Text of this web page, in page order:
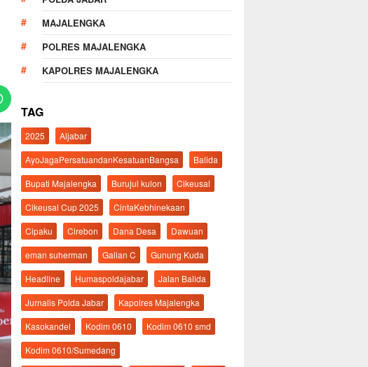
MAJALENGKA
POLRES MAJALENGKA
KAPOLRES MAJALENGKA
TAG
2025
Aljabar
AyoJagaPersatuandanKesatuanBangsa
Balida
Bupati Majalengka
Burujul kulon
Cikeusal
Cikeusal Cup 2025
CintaKebhinekaan
Cipaku
Cirebon Dana Desa
Dawuan
eman suherman
Galian C
Gunung Kuda
Headline
Humaspoldajabar
Jalan Balida
Jurnalis Polda Jabar
Kapolres Majalengka
Kasokandel
Kodim 0610
Kodim 0610 smd
Kodim 0610/Sumedang